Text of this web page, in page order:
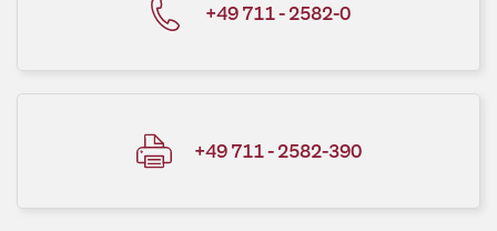
+49 711 - 2582-0
+49 711 - 2582-390